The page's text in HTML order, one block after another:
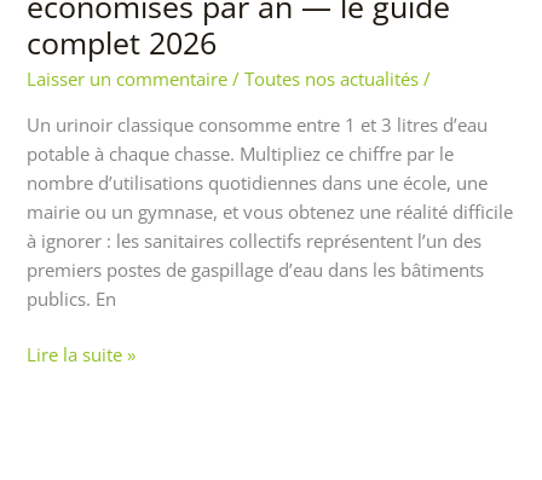
complet 2026
Laisser un commentaire /Toutes nos actualités /
Un urinoir classique consomme entre 1 et 3 litres d’eau
potable à chaque chasse. Multipliez ce chiffre par le
nombre d’utilisations quotidiennes dans une école, une
mairie ou un gymnase, et vous obtenez une réalité difficile
à ignorer : les sanitaires collectifs représentent l’un des
premiers postes de gaspillage d’eau dans les bâtiments
publics. En
Lire la suite »